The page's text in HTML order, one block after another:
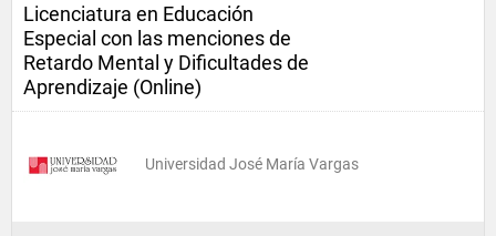
Licenciatura en Educación
Especial con las menciones de
Retardo Mental y Dificultades de
Aprendizaje (Online)
Universidad José María Vargas